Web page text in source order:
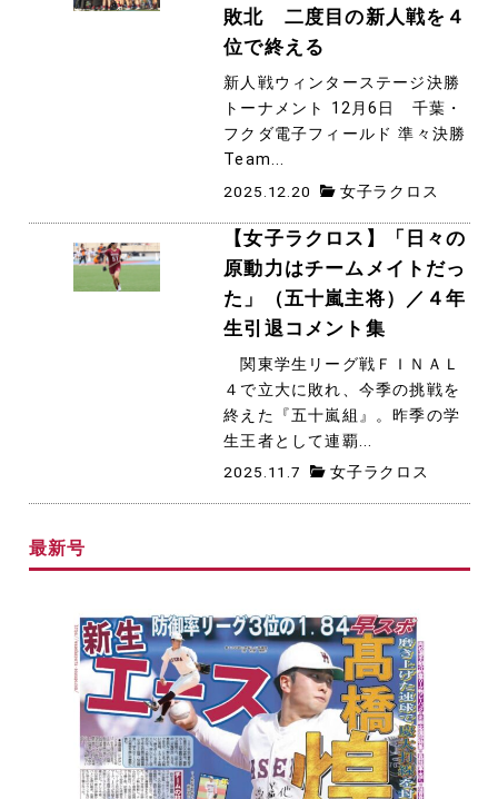
敗北 二度目の新人戦を４
位で終える
新人戦ウィンターステージ決勝
トーナメント 12月6日 千葉・
フクダ電子フィールド 準々決勝
Team...
2025.12.20 女子ラクロス
【女子ラクロス】「日々の
原動力はチームメイトだっ
た」（五十嵐主将）／４年
生引退コメント集
関東学生リーグ戦ＦＩＮＡＬ
４で立大に敗れ、今季の挑戦を
終えた『五十嵐組』。昨季の学
生王者として連覇...
2025.11.7 女子ラクロス
最新号